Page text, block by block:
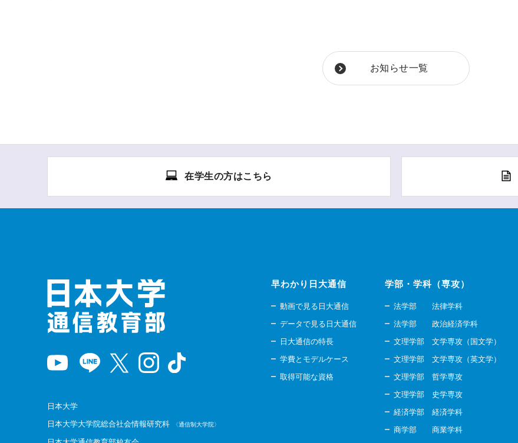
お知らせ一覧
在学生の方はこちら
日本大学
日本大学大学院総合社会情報研究科
〈通信制大学院〉
早わかり日大通信
動画で見る日大通信
データで見る日大通信
日大通信の特長
学費とモデルケース
取得可能な資格
学部・学科（専攻）
法学部 法律学科
法学部 政治経済学科
文理学部 文学専攻（国文学）
文理学部 文学専攻（英文学）
文理学部 哲学専攻
文理学部 史学専攻
経済学部 経済学科
商学部 商業学科